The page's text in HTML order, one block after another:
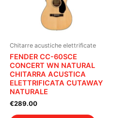
Chitarre acustiche elettrificate
FENDER CC-60SCE
CONCERT WN NATURAL
CHITARRA ACUSTICA
ELETTRIFICATA CUTAWAY
NATURALE
€289.00